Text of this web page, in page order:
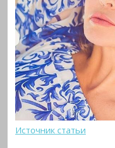
Источник статьи